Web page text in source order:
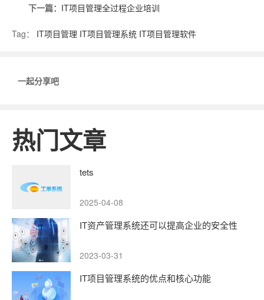
下一篇： IT项目管理全过程企业培训
Tag： IT项目管理 IT项目管理系统 IT项目管理软件
一起分享吧
热门文章
tets
2025-04-08
IT资产管理系统还可以提高企业的安全性
2023-03-31
IT项目管理系统的优点和核心功能